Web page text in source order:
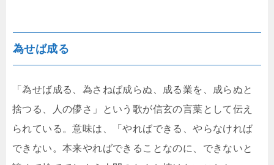
為せば成る
「為せば成る、為さねば成らぬ、成る業を、成らぬと
捨つる、人の儚さ」という歌が信玄の言葉として伝え
られている。意味は、「やればできる、やらなければ
できない。本来やればできることなのに、できないと